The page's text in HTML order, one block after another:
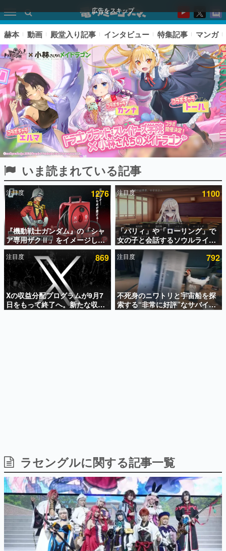
広告をスキップ
ピックアップ
電ファミのいま読まれている記事ランキング
アプリセール情報
インタビュー
連載・特集一覧
殿堂入り記事
SNS拡散数が数千以上！ ページビュー数万以上！ などな
ど。多くの人々に読まれた、電ファミ渾身の“殿堂入り”記
事をまとめました。
日本のコンテンツ産業やカルチャーに与えた影響を探る企
画です。
日本モバイルゲーム産業史
日本のモバイルゲーム史における主要なトピック・タイト
ルを網羅するほか、開発者へのインタビューや識者による
解説を掲載。約20年の歴史が一望できる決定版！
若ゲのいたり〜ゲームクリエイターの青春〜
『うつヌケ』『ペンと箸』等で知られるマンガ家・田中圭
一先生によるゲーム業界レポートマンガです。
赫本 動画 殿堂入り記事 インタビュー 特集記事 マンガ
いま読まれている記事
注目度 1276
『機動戦士ガンダム』の「シャ
ア専用ザクⅡ」をイメージした
散水ホースリールが予約開始。
本体にはシャアのパーソナルマ
ークやジオン公国軍のエンブレ
ム、型式番号などを配置
注目度 1100
「パリィ」や「ローリング」で
女の子と会話するソウルライク
恋愛ゲーム『小早川さんはソウ
ルライク』無料公開。返事に失
敗すると「YOU DIED」
注目度 869
Xの収益分配プログラムが9月7
日をもって終了へ。新たな収益
化制度「Original Content
注目度 792
不死身のニワトリと宇宙船を探
索する“非常に好評”なサバイバ
ルゲーム『Breathedge』が無
ラセングルに関する記事一覧